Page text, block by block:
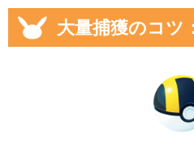
大量捕獲のコツ